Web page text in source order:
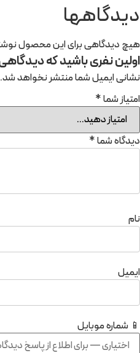
دیدگاهها
هیچ دیدگاهی برای این محصول
اولین نفری باشید که دیدگاهی را
نشانی ایمیل شما منتشر نخواهد شد.
امتیاز شما*
دیدگاه شما*
نام
ایمیل
📱 شماره موبایل